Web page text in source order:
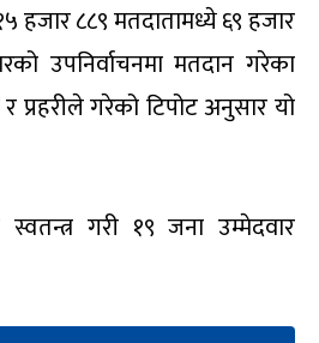
८८९ मतदातामध्ये ६९ हजार
उपनिर्वाचनमा मतदान गरेका
गरेको टिपोट अनुसार यो
गरी १९ जना उम्मेदवार